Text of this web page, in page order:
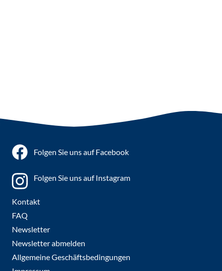
Folgen Sie uns auf Facebook
Folgen Sie uns auf Instagram
Kontakt
FAQ
Newsletter
Newsletter abmelden
Allgemeine Geschäftsbedingungen